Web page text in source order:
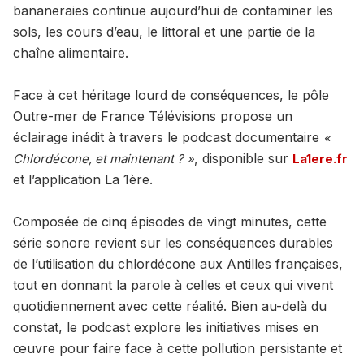
bananeraies continue aujourd’hui de contaminer les
sols, les cours d’eau, le littoral et une partie de la
chaîne alimentaire.
Face à cet héritage lourd de conséquences, le pôle
Outre-mer de France Télévisions propose un
éclairage inédit à travers le podcast documentaire «
Chlordécone, et maintenant ? », disponible sur La1ere.fr
et l’application La 1ère.
Composée de cinq épisodes de vingt minutes, cette
série sonore revient sur les conséquences durables
de l’utilisation du chlordécone aux Antilles françaises,
tout en donnant la parole à celles et ceux qui vivent
quotidiennement avec cette réalité. Bien au-delà du
constat, le podcast explore les initiatives mises en
œuvre pour faire face à cette pollution persistante et